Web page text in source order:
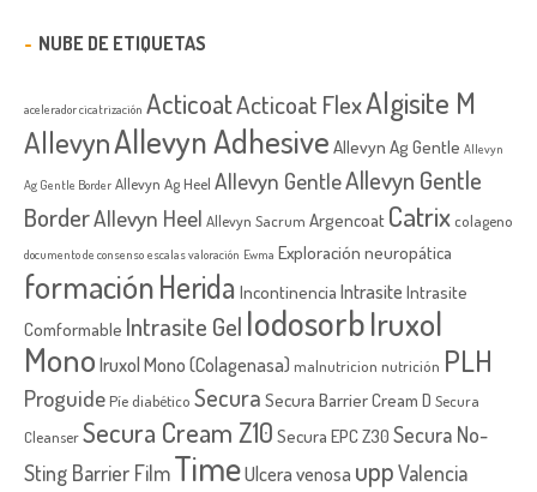
NUBE DE ETIQUETAS
acelerador cicatrización ActicoatActicoat FlexAlgisite M
AllevynAllevyn Adhesive Allevyn Ag Gentle Allevyn
Ag Gentle Border Allevyn Ag Heel Allevyn GentleAllevyn Gentle
BorderAllevyn Heel Allevyn Sacrum Argencoat Catrix colageno
documento de consenso escalas valoración Ewma Exploración neuropática
formaciónHerida Incontinencia Intrasite Intrasite
Comformable Intrasite Gel IodosorbIruxol
MonoIruxol Mono (Colagenasa) malnutricion nutrición PLH
Proguide Píe diabético Secura Secura Barrier Cream D Secura
CleanserSecura Cream Z10 Secura EPC Z30 Secura No-
Sting Barrier FilmTimeUlcera venosa uppValencia